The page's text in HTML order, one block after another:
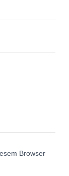
Browser